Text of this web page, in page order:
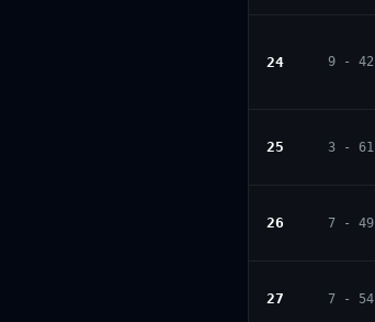
24 9 - 42
25 3 - 61
26 7 - 49
27 7 - 54